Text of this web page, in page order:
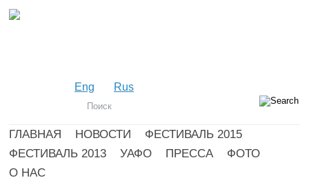
Eng Rus
ГЛАВНАЯ НОВОСТИ
ФЕСТИВАЛЬ 2015
ФЕСТИВАЛЬ 2013
УАФО ПРЕССА
ФОТО
О НАС